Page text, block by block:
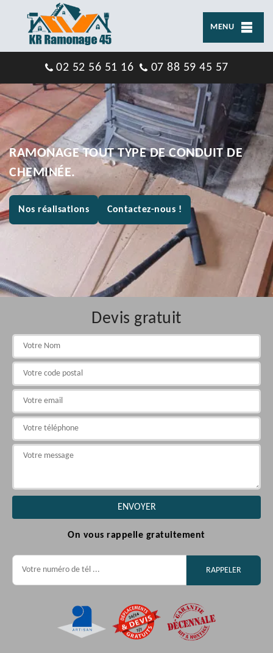
MENU
02 52 56 51 16 07 88 59 45 57
RAMONAGE TOUT TYPE DE CONDUIT DE
CHEMINÉE.
Nos réalisations Contactez-nous !
Devis gratuit
On vous rappelle gratuitement